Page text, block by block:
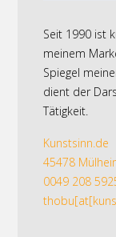
Seit 1990 ist
meinem
Spiegel
dient der
Tätigkeit.
Kunstsinn.de
45478
0049 208